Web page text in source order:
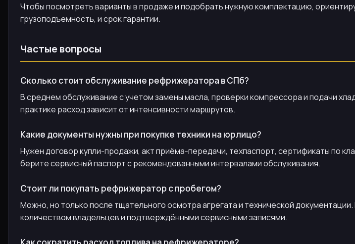
Чтобы посмотреть варианты в продаже и подобрать нужную комплектацию,
грузоподъемность, и срок гарантии.
Частые вопросы
Сколько стоит обслуживание рефрижератора в СПб?
В среднем обслуживание с учетом замены масла, проверки компрессора и подачи
практике расход зависит от интенсивности маршрутов.
Какие документы нужны при покупке техники на юрлицо?
Нужен договор купли-продажи, акт приёма-передачи, техпаспорт, сертификаты по
берите сервисный паспорт с рекомендованными интервалами обслуживания.
Стоит ли покупать рефрижератор с пробегом?
Можно, но только после тщательного осмотра агрегата и технической
количеством владельцев и подтверждёнными сервисными записями.